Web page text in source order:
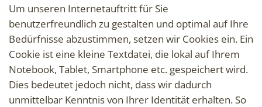
Um unseren Internetauftritt für Sie
benutzerfreundlich zu gestalten und optimal auf Ihre
Bedürfnisse abzustimmen, setzen wir Cookies ein. Ein
Cookie ist eine kleine Textdatei, die lokal auf Ihrem
Notebook, Tablet, Smartphone etc. gespeichert wird.
Dies bedeutet jedoch nicht, dass wir dadurch
unmittelbar Kenntnis von Ihrer Identität erhalten. So